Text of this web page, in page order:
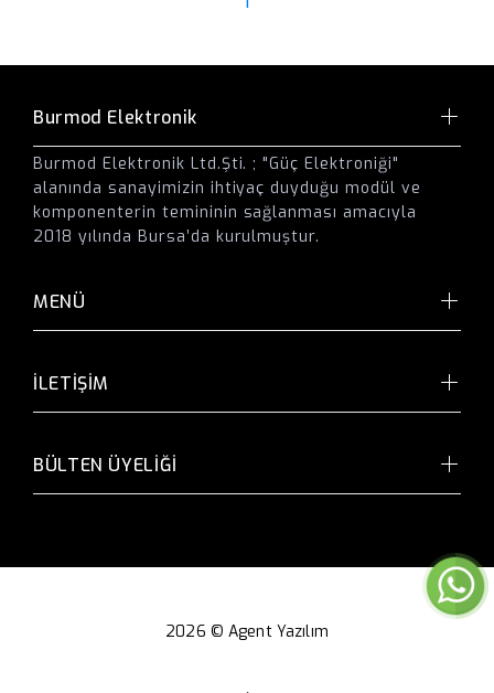
Burmod Elektronik
Burmod Elektronik Ltd.Şti. ; "Güç Elektroniği"
alanında sanayimizin ihtiyaç duyduğu modül ve
komponenterin temininin sağlanması amacıyla
2018 yılında Bursa’da kurulmuştur.
MENÜ
İLETİŞİM
BÜLTEN ÜYELİĞİ
2026 ©Agent Yazılım